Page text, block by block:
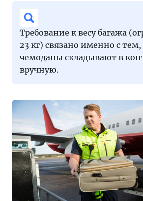
Требование к весу багажа
23 кг) связано именно с тем,
чемоданы складывают в
вручную.